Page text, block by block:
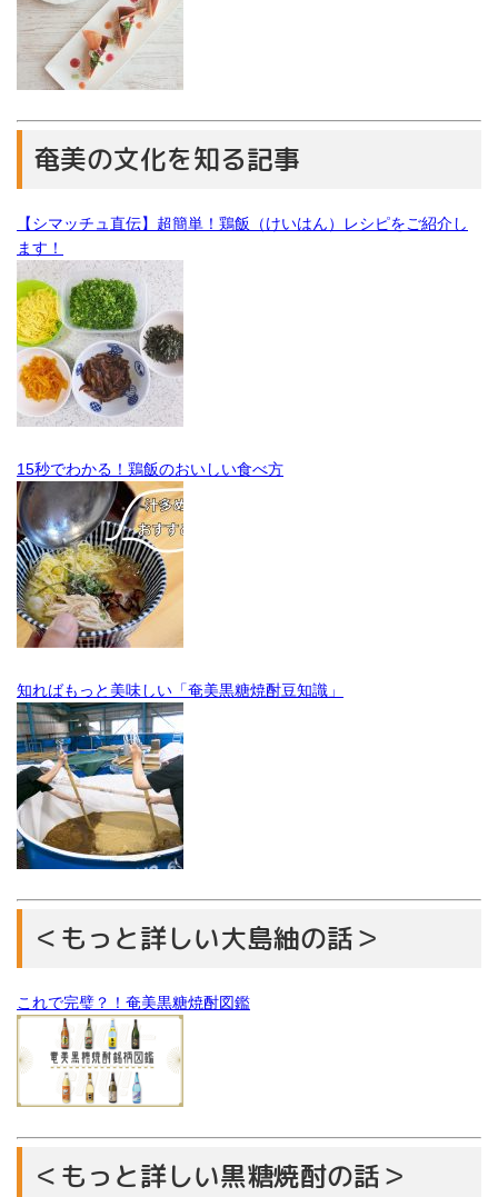
奄美の文化を知る記事
【シマッチュ直伝】超簡単！鶏飯（けいはん）レシピをご紹介し
ます！
15秒でわかる！鶏飯のおいしい食べ方
知ればもっと美味しい「奄美黒糖焼酎豆知識」
＜もっと詳しい大島紬の話＞
これで完璧？！奄美黒糖焼酎図鑑
＜もっと詳しい黒糖焼酎の話＞